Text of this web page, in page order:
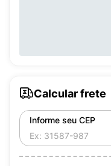
Calcular frete
Informe seu CEP